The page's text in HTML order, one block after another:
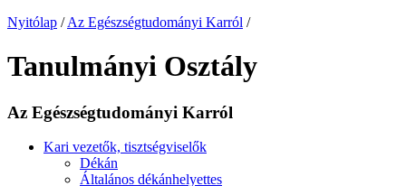
Nyitólap / Az Egészségtudományi Karról /
Tanulmányi Osztály
Az Egészségtudományi Karról
Kari vezetők, tisztségviselők
Dékán
Általános dékánhelyettes